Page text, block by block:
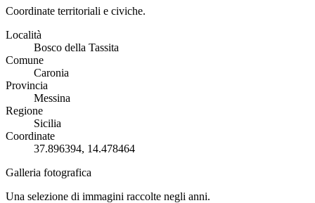
Coordinate territoriali e civiche.
Località
Bosco della Tassita
Comune
Caronia
Provincia
Messina
Regione
Sicilia
Coordinate
37.896394, 14.478464
Galleria fotografica
Una selezione di immagini raccolte negli anni.